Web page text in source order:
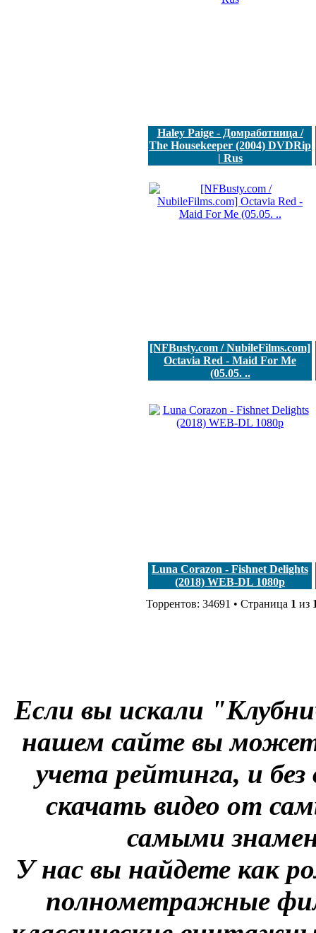
Haley Paige - Домработница /
The Housekeeper (2004) DVDRip
| Rus
[NFBusty.com / NubileFilms.com]
Octavia Red - Maid For Me
(05.05. ..
Luna Corazon - Fishnet Delights
(2018) WEB-DL 1080p
Торрентов: 34691 • Страница 1 из
Если вы искали
нашем сайте вы
учета рейтинга, и
скачать видео от
самыми
У нас вы найдете как
полнометражные